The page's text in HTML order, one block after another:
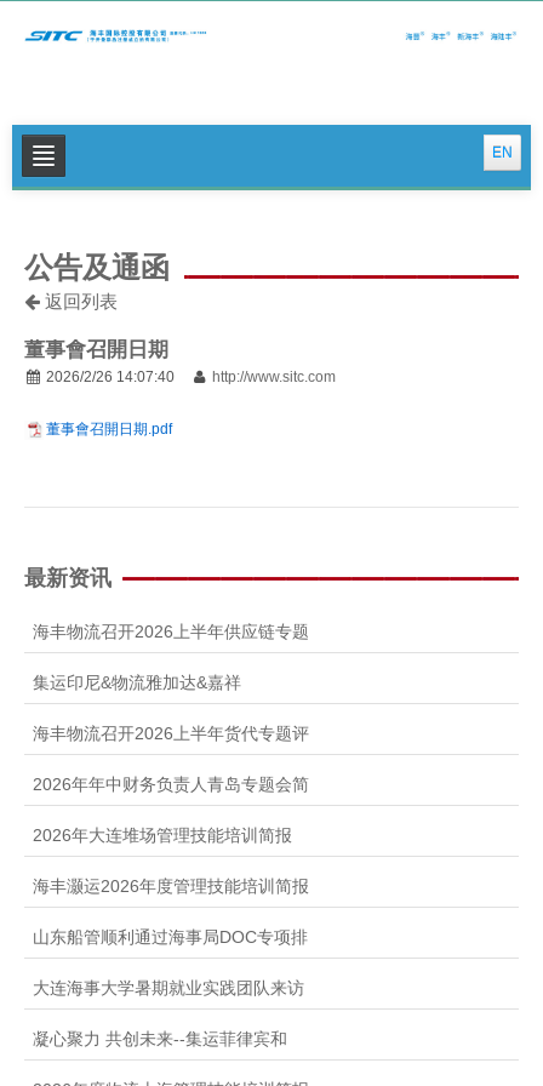
EN
公司新闻
集运特色服务
物流特色服务
联系我们
公告及通函
返回列表
董事會召開日期
2026/2/26 14:07:40 http://www.sitc.com
董事會召開日期.pdf
最新资讯
海丰物流召开2026上半年供应链专题
集运印尼&物流雅加达&嘉祥
海丰物流召开2026上半年货代专题评
2026年年中财务负责人青岛专题会简
2026年大连堆场管理技能培训简报
海丰灏运2026年度管理技能培训简报
山东船管顺利通过海事局DOC专项排
大连海事大学暑期就业实践团队来访
凝心聚力 共创未来--集运菲律宾和